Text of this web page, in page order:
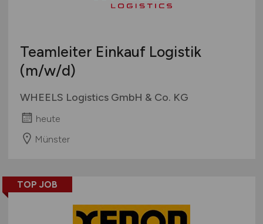
Teamleiter Einkauf Logistik
(m/w/d)
WHEELS Logistics GmbH & Co. KG
heute
Münster
TOP JOB